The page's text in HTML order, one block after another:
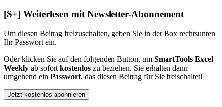
[S+] Weiterlesen mit Newsletter-Abonnement
Um diesen Beitrag freizuschalten, geben Sie in der Box rechtsunten
Ihr Passwort ein.
Oder klicken Sie auf den folgenden Button, um SmartTools Excel
Weekly ab sofort kostenlos zu beziehen. Sie erhalten dann
umgehend ein Passwort, das diesen Beitrag für Sie freischaltet!
Jetzt kostenlos abonnieren